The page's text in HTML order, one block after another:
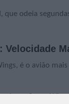
odeia
Velocidade
é o avião
Super